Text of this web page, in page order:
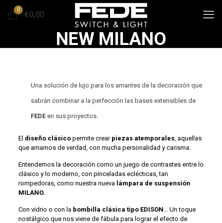
0
€0,00
NEW MILANO
Una solución de lujo para los amantes de la decoración que
sabrán combinar a la perfección las bases extensibles de
FEDEen sus proyectos.
El diseño clásicopermite crear piezas atemporales, aquellas
que amamos de verdad, con mucha personalidad y carisma.
Entendemos la decoración como un juego de contrastes entre lo
clásico y lo moderno, con pinceladas eclécticas, tan
rompedoras, como nuestra nuevalámpara de suspensión
MILANO.
Con vidrio o con labombilla clásica tipo EDISON… Un toque
nostálgico que nos viene de fábula para lograr el efecto de